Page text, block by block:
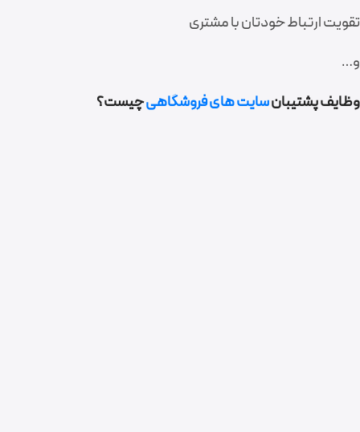
تقویت ارتباط خودتان با مشتری
و…
وظایف پشتیبانسایت های فروشگاهیچیست؟